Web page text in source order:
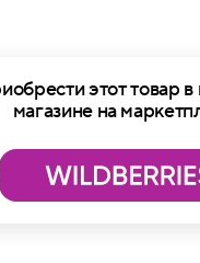
этот товар
магазине на